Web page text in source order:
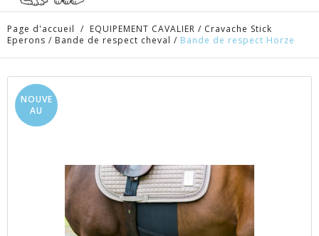
Page d'accueil / EQUIPEMENT CAVALIER / Cravache Stick
Eperons / Bande de respect cheval / Bande de respect Horze
NOUVE
AU